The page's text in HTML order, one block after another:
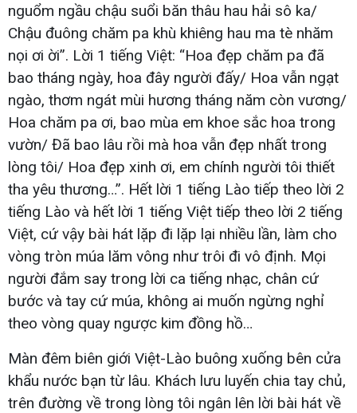
nguổm ngầu chậu suổi băn thâu hau hải sô ka/
Chậu đuông chăm pa khù khiêng hau ma tè nhăm
nọi ơi ời”. Lời 1 tiếng Việt: “Hoa đẹp chăm pa đã
bao tháng ngày, hoa đây người đấy/ Hoa vẫn ngạt
ngào, thơm ngát mùi hương tháng năm còn vương/
Hoa chăm pa ơi, bao mùa em khoe sắc hoa trong
vườn/ Đã bao lâu rồi mà hoa vẫn đẹp nhất trong
lòng tôi/ Hoa đẹp xinh ơi, em chính người tôi thiết
tha yêu thương…”. Hết lời 1 tiếng Lào tiếp theo lời 2
tiếng Lào và hết lời 1 tiếng Việt tiếp theo lời 2 tiếng
Việt, cứ vậy bài hát lặp đi lặp lại nhiều lần, làm cho
vòng tròn múa lăm vông như trôi đi vô định. Mọi
người đắm say trong lời ca tiếng nhạc, chân cứ
bước và tay cứ múa, không ai muốn ngừng nghỉ
theo vòng quay ngược kim đồng hồ…
Màn đêm biên giới Việt-Lào buông xuống bên cửa
khẩu nước bạn từ lâu. Khách lưu luyến chia tay chủ,
trên đường về trong lòng tôi ngân lên lời bài hát về